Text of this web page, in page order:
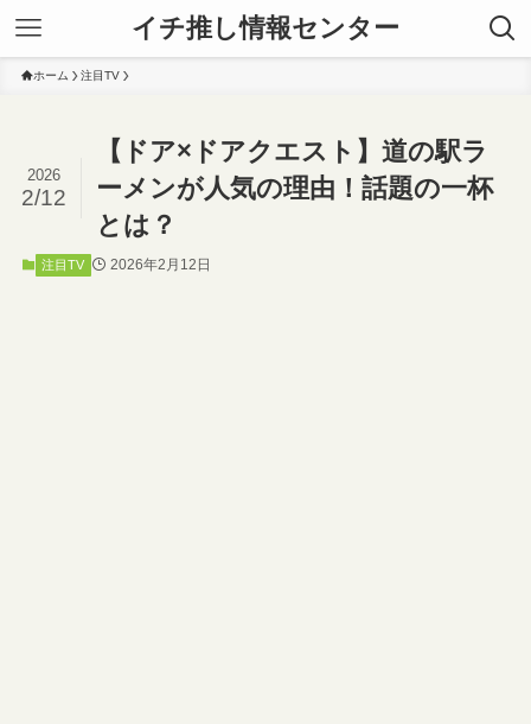
イチ推し情報センター
ホーム 注目TV
【ドア×ドアクエスト】道の駅ラ
ーメンが人気の理由！話題の一杯
とは？
2026
2/12
注目TV 2026年2月12日